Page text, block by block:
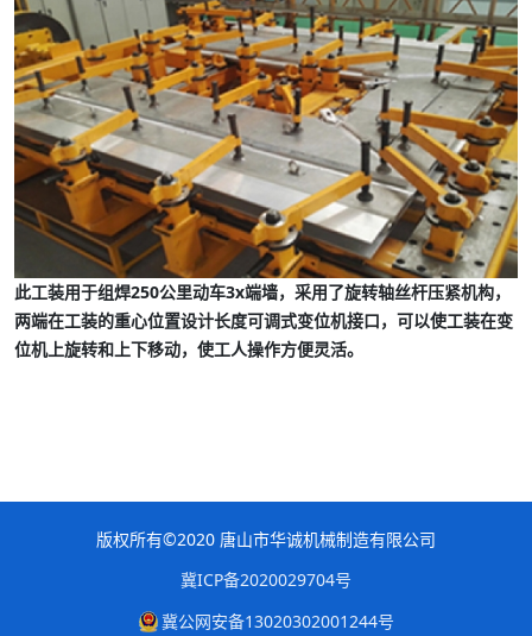
此工装用于组焊250公里动车3x端墙，采用了旋转轴丝杆压紧机构，
两端在工装的重心位置设计长度可调式变位机接口，可以使工装在变
位机上旋转和上下移动，使工人操作方便灵活。
版权所有©2020 唐山市华诚机械制造有限公司
冀ICP备2020029704号
冀公网安备13020302001244号